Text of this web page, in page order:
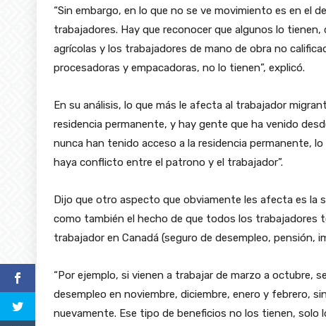
“Sin embargo, en lo que no se ve movimiento es en el
trabajadores. Hay que reconocer que algunos lo tienen,
agrícolas y los trabajadores de mano de obra no
procesadoras y empacadoras, no lo tienen”, explicó.
En su análisis, lo que más le afecta al trabajador
residencia permanente, y hay gente que ha venido
nunca han tenido acceso a la residencia permanente,
haya conflicto entre el patrono y el trabajador”.
Dijo que otro aspecto que obviamente les afecta es la
como también el hecho de que todos los trabajadores
trabajador en Canadá (seguro de desempleo,
“Por ejemplo, si vienen a trabajar de marzo a octubre,
desempleo en noviembre, diciembre, enero y febrero,
nuevamente. Ese tipo de beneficios no los tienen, solo